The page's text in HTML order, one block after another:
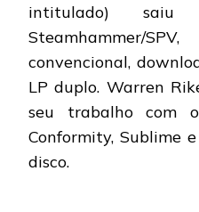
intitulado)
Steamhammer/
convencional,
LP duplo. Warren
seu trabalho com
Conformity, Sublime
disco.